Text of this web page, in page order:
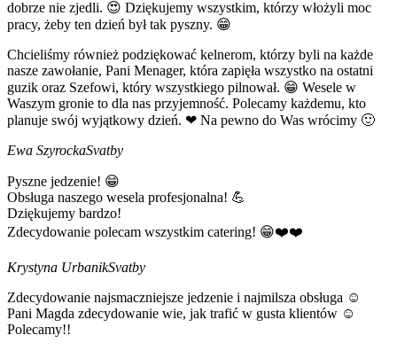
dobrze nie zjedli. 😍 Dziękujemy wszystkim, którzy włożyli moc
pracy, żeby ten dzień był tak pyszny. 😁
Chcieliśmy również podziękować kelnerom, którzy byli na każde
nasze zawołanie, Pani Menager, która zapięła wszystko na ostatni
guzik oraz Szefowi, który wszystkiego pilnował. 😁 Wesele w
Waszym gronie to dla nas przyjemność. Polecamy każdemu, kto
planuje swój wyjątkowy dzień. ❤ Na pewno do Was wrócimy 🙂
Ewa SzyrockaSvatby
Pyszne jedzenie! 😁
Obsługa naszego wesela profesjonalna! 💪
Dziękujemy bardzo!
Zdecydowanie polecam wszystkim catering! 😁❤️❤️
Krystyna UrbanikSvatby
Zdecydowanie najsmaczniejsze jedzenie i najmilsza obsługa ☺
Pani Magda zdecydowanie wie, jak trafić w gusta klientów ☺
Polecamy!!